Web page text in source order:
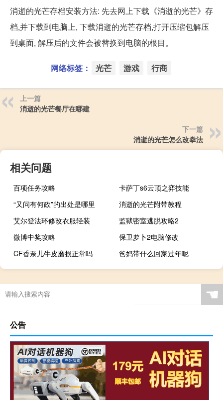
消逝的光芒存档安装方法: 先去网上下载《消逝的光芒》存
档,并下载到电脑上, 下载消逝的光芒存档,打开压缩包解压
到桌面, 解压后的文件会被替换到电脑的根目。
网络标签： 光芒 游戏 行商
上一篇
消逝的光芒餐厅在哪建
下一篇
消逝的光芒怎么改拳法
相关问题
百项任务攻略
卡萨丁s6云顶之弈技能
“又问有何政”的出处是哪里
消逝的光芒附带教程
艾尔登法环修改衣服轻装
监狱密室逃脱攻略2
微博中奖攻略
保卫萝卜2电脑修改
CF香奈儿牛皮磨损正常吗
爸妈带什么回家过年呢
☚
公告